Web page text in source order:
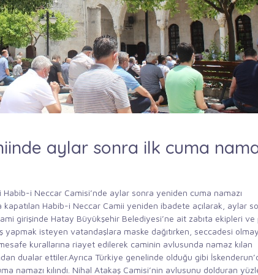
aylar sonra ilk cuma
i Neccar Camisi’nde aylar sonra yeniden cuma namazı
kapatılan Habib-i Neccar Camii yeniden ibadete açılarak, aylar
girişinde Hatay Büyükşehir Belediyesi’ne ait zabıta ekipleri ve
yapmak isteyen vatandaşlara maske dağıtırken, seccadesi
kurallarına riayet edilerek caminin avlusunda namaz kılan
dualar ettiler.Ayrıca Türkiye genelinde olduğu gibi
namazı kılındı. Nihal Atakaş Camisi’nin avlusunu dolduran